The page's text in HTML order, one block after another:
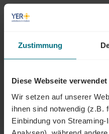
Zustimmung
Diese Webseite
Wir setzen auf unserer
ihnen sind notwendig (z.B.
Einbindung von
Analysen), während
Arbeitnehmerüberlassung,